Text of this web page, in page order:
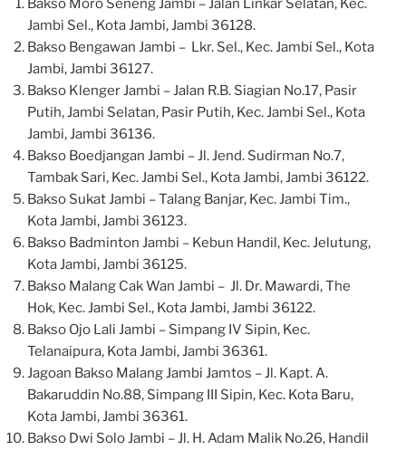
Bakso Moro Seneng Jambi – Jalan Linkar Selatan, Kec.
Jambi Sel., Kota Jambi, Jambi 36128.
Bakso Bengawan Jambi – Lkr. Sel., Kec. Jambi Sel., Kota
Jambi, Jambi 36127.
Bakso Klenger Jambi – Jalan R.B. Siagian No.17, Pasir
Putih, Jambi Selatan, Pasir Putih, Kec. Jambi Sel., Kota
Jambi, Jambi 36136.
Bakso Boedjangan Jambi – Jl. Jend. Sudirman No.7,
Tambak Sari, Kec. Jambi Sel., Kota Jambi, Jambi 36122.
Bakso Sukat Jambi – Talang Banjar, Kec. Jambi Tim.,
Kota Jambi, Jambi 36123.
Bakso Badminton Jambi – Kebun Handil, Kec. Jelutung,
Kota Jambi, Jambi 36125.
Bakso Malang Cak Wan Jambi – Jl. Dr. Mawardi, The
Hok, Kec. Jambi Sel., Kota Jambi, Jambi 36122.
Bakso Ojo Lali Jambi – Simpang IV Sipin, Kec.
Telanaipura, Kota Jambi, Jambi 36361.
Jagoan Bakso Malang Jambi Jamtos – Jl. Kapt. A.
Bakaruddin No.88, Simpang III Sipin, Kec. Kota Baru,
Kota Jambi, Jambi 36361.
Bakso Dwi Solo Jambi – Jl. H. Adam Malik No.26, Handil